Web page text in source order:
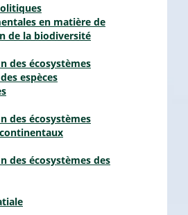
en matière de
de la biodiversité
des écosystèmes
espèces
des écosystèmes
des écosystèmes des